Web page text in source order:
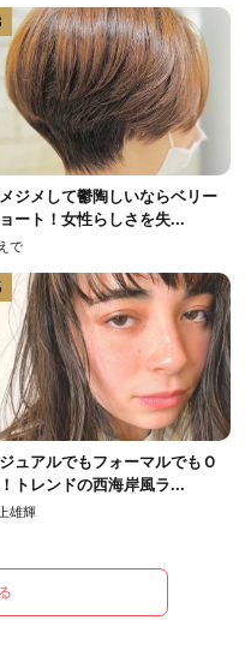
ジメして鬱陶しいならベリー
ート！女性らしさを失...
で
ュアルでもフォーマルでもＯ
トレンドの西海岸風ラ...
雄輝